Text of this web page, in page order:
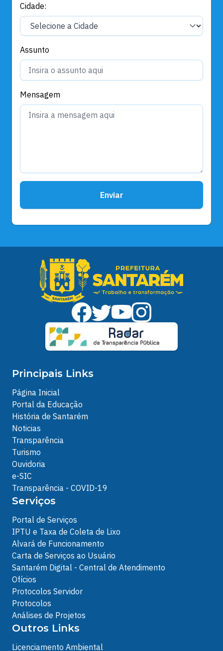
Cidade:
Assunto
Mensagem
Enviar
Principais Links
Página Inicial
Portal da Educação
História de Santarém
Noticias
Transparência
Turismo
Ouvidoria
e-SIC
Transparência - COVID-19
Serviços
Portal de Serviços
IPTU e Taxa de Coleta de Lixo
Alvará de Funcionamento
Carta de Serviços ao Usuário
Santarém Digital - Central de Atendimento
Ofícios
Protocolos Servidor
Protocolos
Análises de Projetos
Outros Links
Licenciamento Ambiental